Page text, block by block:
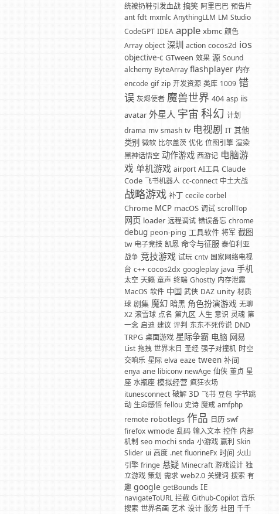
统被扔鞋引发血战 搞笑 阿里巴巴 预告片
ant fdt mxmlc AnythingLLM LM Studio
CodeGPT IDEA apple xbmc 颜色
Array object 深圳 action cocos2d ios
objective-c GTween 效果 源 Sound
alchemy ByteArray flashplayer 内存
encode gif zip 开发资源 类库 1009 错
误 灰烬使者 魔兽世界 404 asp iis
avatar 外星人 宇宙 科幻 计划
drama mv smash tv 电视剧 IT 其他
类别 微软 比尔盖茨 优化 位图引擎 渲染
黑神话悟空 动作游戏 西游记 电脑游
戏 单机游戏 airport AI工具 Claude
Code 飞书机器人 cc-connect 中土大战
战略游戏 补丁 cecile corbel
Chrome MCP macOS 调试 scrollTop
网页 loader 远程调试 错误备忘 chrome
debug peon-ping 工具软件 将军 截图
tw 电子竞技 凯恩 命令与征服 泰伯利亚
战争 竞技游戏 试玩 cntv 国家网络电视
台 c++ cocos2dx googleplay java 手机
太空 天籁 童声 终端 Ghostty 内存泄露
MacOS 软件 中国 武侠 DAZ unity 材质
球 剧集 魔幻 暗黑 角色扮演游戏 无聊
X2 滚雪球 点名 第九区 人生 意识 灵魂 第
一念 启迪 建议 评判 东东不死传说 DND
TRPG 桌面游戏 星际争霸 电脑 网易
List 拖拽 世界末日 圣经 强子对撞机 时空
交响乐 星际 elva eaze tween 补间
enya ane libiconv newAge 仙侠 董贞 星
座 水瓶座 模拟经营 疯狂农场
itunesconnect 破解 3D 飞书 豆包 字节跳
动 生命感悟 fellou 史诗 魔戒 amfphp
remote robotlegs 作品 日历 swf
firefox wmode 乱码 输入文本 控件 内部
机制 seo mochi snda 小游戏 赢利 Skin
Slider ui 高度 .net fluorineFx 时间 火山
引擎 fringe 悬疑 Minecraft 游戏设计 独
立游戏 策划 需求 web2.0 关键词 搜索 有
趣 google getBounds IE
navigateToURL 拦截 Github-Copilot 音乐
搜索 世界名画 艺术 设计 服务 社团 千千